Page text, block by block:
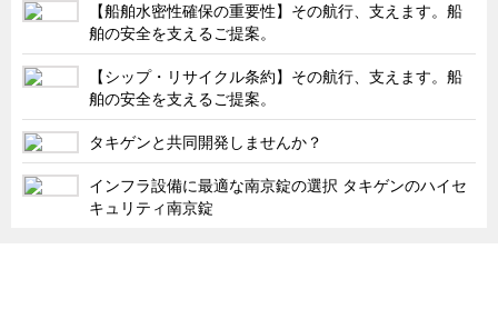
ECOLOGY NEWS SCRAMBLE
わが街わが支店
支店所在地（歴史探訪）
ニッポン再発見
あれこれWATCH
こんなとき、どう言うの?
【船舶水密性確保の重要性】その航行、支えます。船
舶の安全を支えるご提案。
【シップ・リサイクル条約】その航行、支えます。船
舶の安全を支えるご提案。
タキゲンと共同開発しませんか？
インフラ設備に最適な南京錠の選択 タキゲンのハイセ
キュリティ南京錠